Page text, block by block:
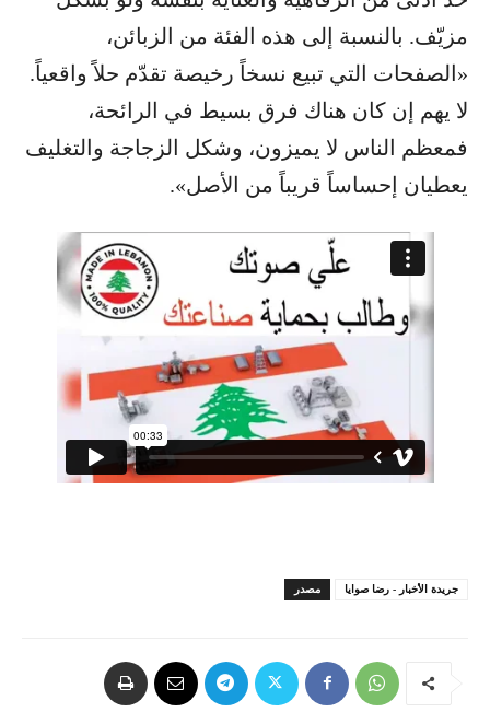
مزيّف. بالنسبة إلى هذه الفئة من الزبائن،
«الصفحات التي تبيع نسخاً رخيصة تقدّم حلاً واقعياً.
لا يهم إن كان هناك فرق بسيط في الرائحة،
فمعظم الناس لا يميزون، وشكل الزجاجة والتغليف
يعطيان إحساساً قريباً من الأصل».
مصدر جريدة الأخبار - رضا صوايا